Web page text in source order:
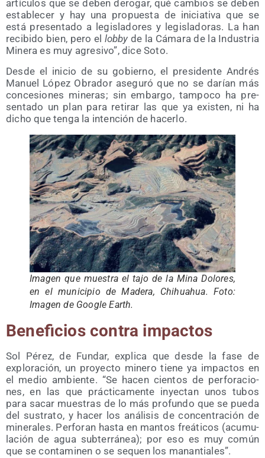
artícu­los que se deben dero­gar, qué cam­bios se deben
esta­ble­cer y hay una pro­pues­ta de ini­cia­ti­va que se
está pre­sen­ta­do a legis­la­do­res y legis­la­do­ras. La han
reci­bi­do bien, pero el lobby de la Cáma­ra de la Indus­tria
Mine­ra es muy agre­si­vo”, dice Soto.
Des­de el ini­cio de su gobierno, el pre­si­den­te Andrés
Manuel López Obra­dor ase­gu­ró que no se darían más
con­ce­sio­nes mine­ras; sin embar­go, tam­po­co ha pre­
sen­ta­do un plan para reti­rar las que ya exis­ten, ni ha
dicho que ten­ga la inten­ción de hacerlo.
Ima­gen que mues­tra el tajo de la Mina Dolo­res,
en el muni­ci­pio de Made­ra, Chihuahua. Foto:
Ima­gen de Goo­gle Earth.
Bene­fi­cios con­tra impactos
Sol Pérez, de Fun­dar, expli­ca que des­de la fase de
explo­ra­ción, un pro­yec­to mine­ro tie­ne ya impac­tos en
el medio ambien­te. “Se hacen cien­tos de per­fo­ra­cio­
nes, en las que prác­ti­ca­men­te inyec­tan unos tubos
para sacar mues­tras de lo más pro­fun­do que se pue­da
del sus­tra­to, y hacer los aná­li­sis de con­cen­tra­ción de
mine­ra­les. Per­fo­ran has­ta en man­tos freá­ti­cos (acu­mu­
la­ción de agua sub­te­rrá­nea); por eso es muy común
que se con­ta­mi­nen o se sequen los manantiales”.